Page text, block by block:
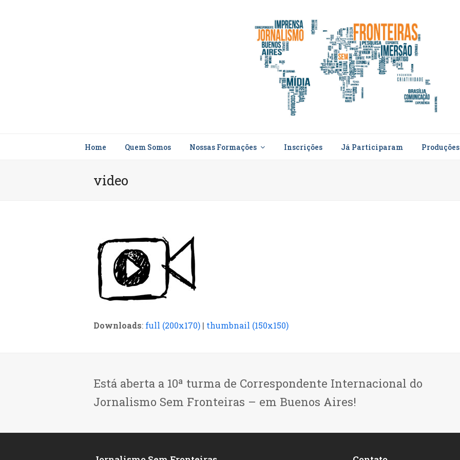
Home Quem Somos Nossas Formações Inscrições Já Participaram Produções
video
Downloads: full (200x170) | thumbnail (150x150)
Está aberta a 10ª turma de Correspondente Internacional do
Jornalismo Sem Fronteiras – em Buenos Aires!